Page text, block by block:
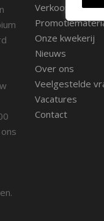
Verkooppunten
Onze kwekerij
Nieuws
Over ons
Veelgestelde
Vacatures
Contact